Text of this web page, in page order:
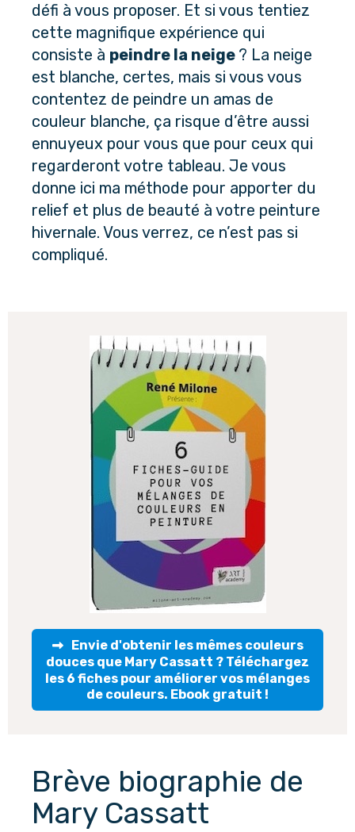
défi à vous proposer. Et si vous tentiez
cette magnifique expérience qui
consiste à peindre la neige ? La neige
est blanche, certes, mais si vous vous
contentez de peindre un amas de
couleur blanche, ça risque d’être aussi
ennuyeux pour vous que pour ceux qui
regarderont votre tableau. Je vous
donne ici ma méthode pour apporter du
relief et plus de beauté à votre peinture
hivernale. Vous verrez, ce n’est pas si
compliqué.
Envie d'obtenir les mêmes couleurs
douces que Mary Cassatt ? Téléchargez
les 6 fiches pour améliorer vos mélanges
de couleurs. Ebook gratuit !
Brève biographie de
Mary Cassatt